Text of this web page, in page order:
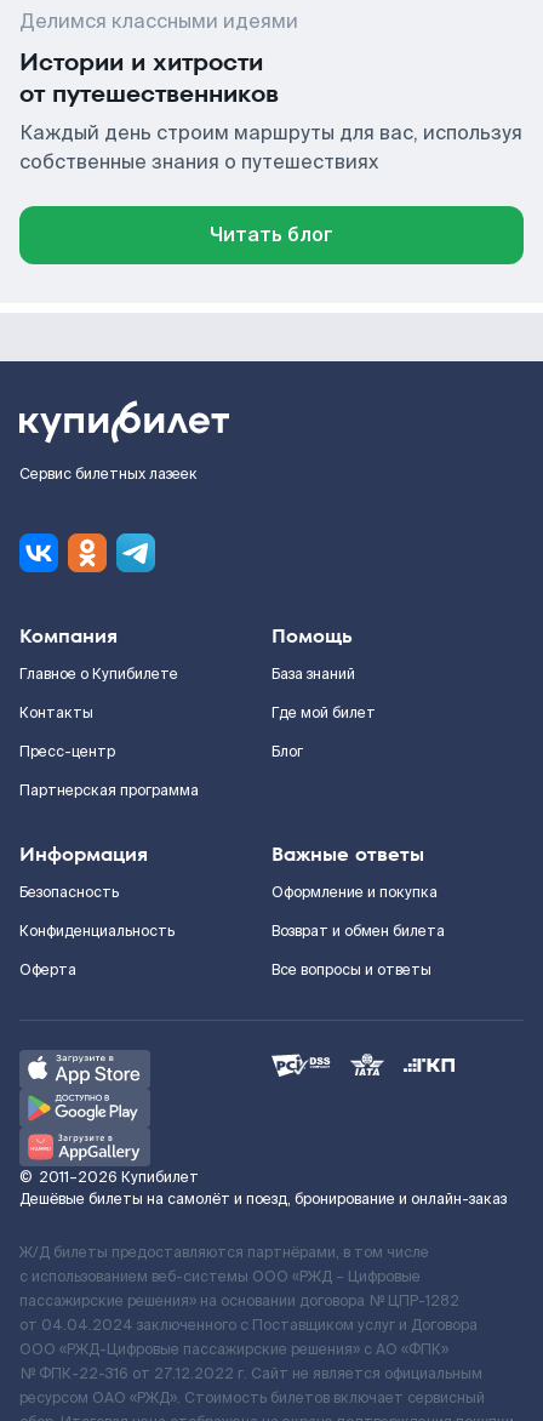
Делимся классными идеями
Истории и хитрости
от путешественников
Каждый день строим маршруты для вас, используя
собственные знания о путешествиях
Читать блог
Сервис билетных лазеек
Компания
Главное о Купибилете
Контакты
Пресс-центр
Партнерская программа
Помощь
База знаний
Где мой билет
Блог
Информация
Безопасность
Конфиденциальность
Оферта
Важные ответы
Оформление и покупка
Возврат и обмен билета
Все вопросы и ответы
© 2011–2026 Купибилет
Дешёвые билеты на самолёт и поезд, бронирование и онлайн-заказ
Ж/Д билеты предоставляются партнёрами, в том числе
с использованием веб-системы ООО «РЖД – Цифровые
пассажирские решения» на основании договора № ЦПР-1282
от 04.04.2024 заключенного с Поставщиком услуг и Договора
ООО «РЖД-Цифровые пассажирские решения» c АО «ФПК»
№ ФПК-22-316 от 27.12.2022 г. Сайт не является официальным
ресурсом ОАО «РЖД». Стоимость билетов включает сервисный